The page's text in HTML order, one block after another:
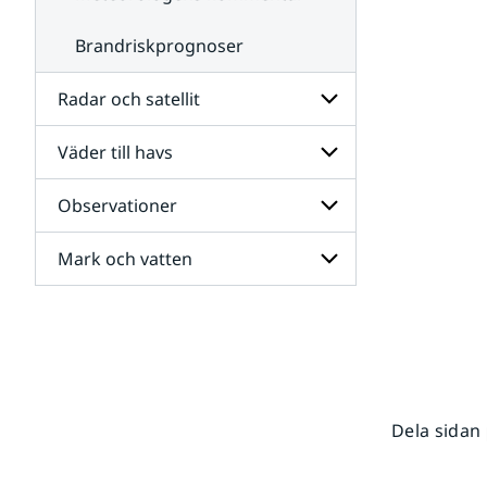
Brandriskprognoser
Radar och satellit
Undersidor
för
Radar
och
satellit
Väder till havs
Undersidor
för
Väder
till
havs
Observationer
Undersidor
för
Mark och vatten
Dela sidan